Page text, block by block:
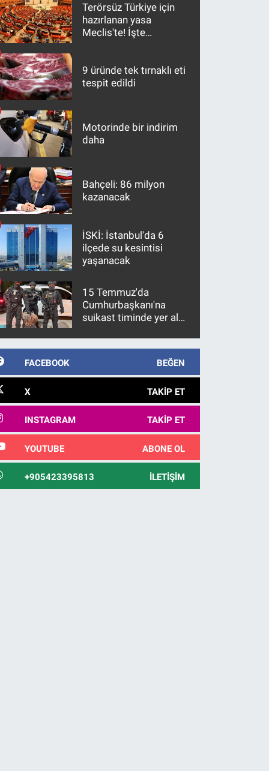
Terörsüz Türkiye için
hazırlanan yasa
Meclis'te! İşte
9 üründe tek tırnaklı eti
tespit edildi
Motorinde bir indirim
daha
Bahçeli: 86 milyon
kazanacak
İSKİ: İstanbul'da 6
ilçede su kesintisi
yaşanacak
15 Temmuz'da
Cumhurbaşkanı'na
suikast timinde yer alan
10 yıl sonra yakalandı
FACEBOOK BEĞEN
X TAKIP ET
INSTAGRAM TAKIP ET
YOUTUBE ABONE OL
+905423395813 İLETIŞIM